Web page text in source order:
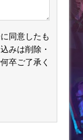
同意したも
みは削除・
卒ご了承く